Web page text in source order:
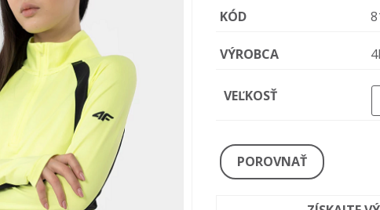
KÓD
VÝROBCA
VEĽKOSŤ
POROVNAŤ